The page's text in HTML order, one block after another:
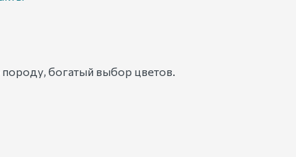
богатый выбор цветов.